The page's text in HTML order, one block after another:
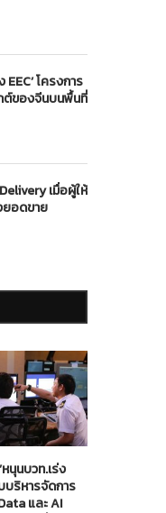
โครงการ
ต์ของจีนบนพื้นที่
เมื่อผู้ให้
อดขาย
นุนบวท.เร่ง
ริหารจัดการ
และ AI